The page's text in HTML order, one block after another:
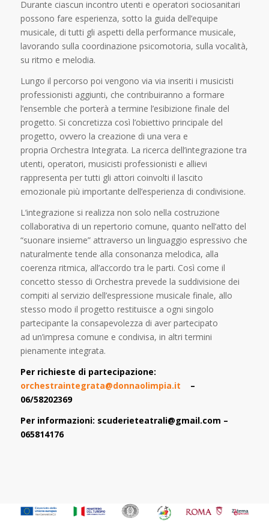
Durante ciascun incontro utenti e operatori sociosanitari
possono fare esperienza, sotto la guida dell’equipe
musicale, di tutti gli aspetti della performance musicale,
lavorando sulla coordinazione psicomotoria, sulla vocalità,
su ritmo e melodia.
Lungo il percorso poi vengono via via inseriti i musicisti
professionisti aggiunti, che contribuiranno a formare
l’ensemble che porterà a termine l’esibizione finale del
progetto. Si concretizza così l’obiettivo principale del
progetto, ovvero la creazione di una vera e
propria Orchestra Integrata. La ricerca dell’integrazione tra
utenti, operatori, musicisti professionisti e allievi
rappresenta per tutti gli attori coinvolti il lascito
emozionale più importante dell’esperienza di condivisione.
L’integrazione si realizza non solo nella costruzione
collaborativa di un repertorio comune, quanto nell’atto del
“suonare insieme” attraverso un linguaggio espressivo che
naturalmente tende alla consonanza melodica, alla
coerenza ritmica, all’accordo tra le parti. Così come il
concetto stesso di Orchestra prevede la suddivisione dei
compiti al servizio dell’espressione musicale finale, allo
stesso modo il progetto restituisce a ogni singolo
partecipante la consapevolezza di aver partecipato
ad un’impresa comune e condivisa, in altri termini
pienamente integrata.
Per richieste di partecipazione:
orchestraintegrata@donnaolimpia.it –
06/58202369
Per informazioni: scuderieteatrali@gmail.com –
065814176